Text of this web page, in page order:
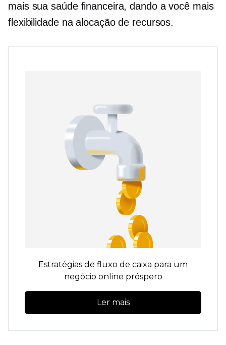
mais sua saúde financeira, dando a você mais
flexibilidade na alocação de recursos.
Estratégias de fluxo de caixa para um
negócio online próspero
Ler mais